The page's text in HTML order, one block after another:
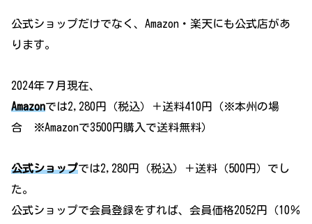
公式ショップだけでなく、Amazon・楽天にも公式店があ
ります。
2024年７月現在、
Amazonでは2,280円（税込）＋送料410円（※本州の場
合 ※Amazonで3500円購入で送料無料）
公式ショップでは2,280円（税込）＋送料（500円）でし
た。
公式ショップで会員登録をすれば、会員価格2052円（10％